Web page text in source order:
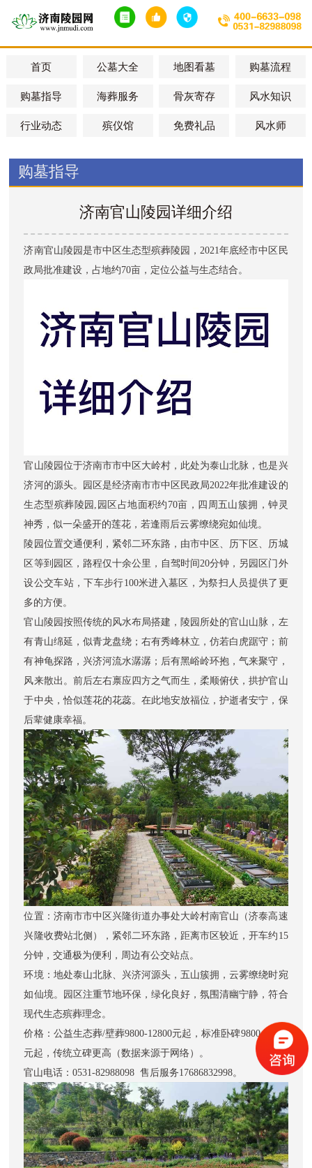
首页 公墓大全 地图看墓 购墓流程
购墓指导 海葬服务 骨灰寄存 风水知识
行业动态 殡仪馆 免费礼品 风水师
购墓指导
济南官山陵园详细介绍
济南官山陵园是市中区生态型殡葬陵园，2021年底经市中区民
政局批准建设，占地约70亩，定位公益与生态结合。
官山陵园位于济南市市中区大岭村，此处为泰山北脉，也是兴
济河的源头。园区是经济南市市中区民政局2022年批准建设的
生态型殡葬陵园,园区占地面积约70亩，四周五山簇拥，钟灵
神秀，似一朵盛开的莲花，若逢雨后云雾缭绕宛如仙境。
陵园位置交通便利，紧邻二环东路，由市中区、历下区、历城
区等到园区，路程仅十余公里，自驾时间20分钟，另园区门外
设公交车站，下车步行100米进入墓区，为祭扫人员提供了更
多的方便。
官山陵园按照传统的风水布局搭建，陵园所处的官山山脉，左
有青山绵延，似青龙盘绕；右有秀峰林立，仿若白虎踞守；前
有神龟探路，兴济河流水潺潺；后有黑峪岭环抱，气来聚守，
风来散出。前后左右禀应四方之气而生，柔顺俯伏，拱护官山
于中央，恰似莲花的花蕊。在此地安放福位，护逝者安宁，保
后辈健康幸福。
位置：济南市市中区兴隆街道办事处大岭村南官山（济泰高速
兴隆收费站北侧），紧邻二环东路，距离市区较近，开车约15
分钟，交通极为便利，周边有公交站点。
环境：地处泰山北脉、兴济河源头，五山簇拥，云雾缭绕时宛
如仙境。园区注重节地环保，绿化良好，氛围清幽宁静，符合
现代生态殡葬理念。
价格：公益生态葬/壁葬9800-12800元起，标准卧碑9800-17800
元起，传统立碑更高（数据来源于网络）。
官山电话：0531-82988098 售后服务17686832998。